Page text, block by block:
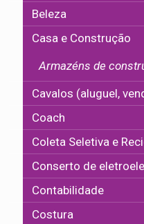
Beleza
Casa e Construção
Armazéns de
Cavalos (aluguel,
Coach
Coleta Seletiva e
Conserto de
Contabilidade
Costura